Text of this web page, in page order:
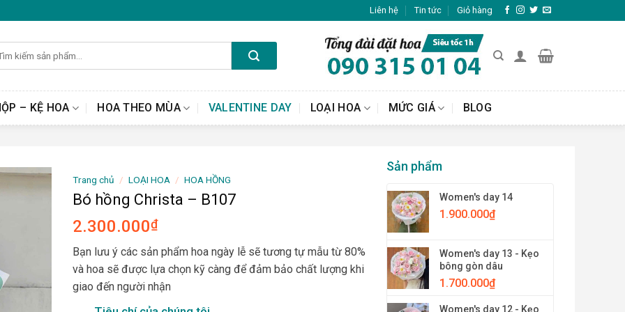
Liên hệ Tin tức Giỏ hàng
– KỆ HOA HOA THEO MÙA VALENTINE DAY LOẠI HOA MỨC GIÁ BLOG
Sản phẩm
Women's day 14
1.900.000₫
Women's day 13 - Kẹo
bông gòn dâu
1.700.000₫
Women's day 12 - Kẹo
Trang chủ / LOẠI HOA / HOA HỒNG
Bó hồng Christa – B107
2.300.000₫
Bạn lưu ý các sản phẩm hoa ngày lễ sẽ tương tự mẫu từ 80%
và hoa sẽ được lựa chọn kỹ càng để đảm bảo chất lượng khi
giao đến người nhận